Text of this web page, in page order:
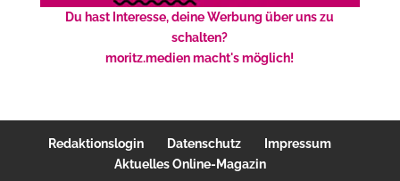
Du hast Interesse, deine Werbung über uns zu
schalten?
moritz.medien macht's möglich!
Redaktionslogin Datenschutz
Impressum
Aktuelles Online-Magazin